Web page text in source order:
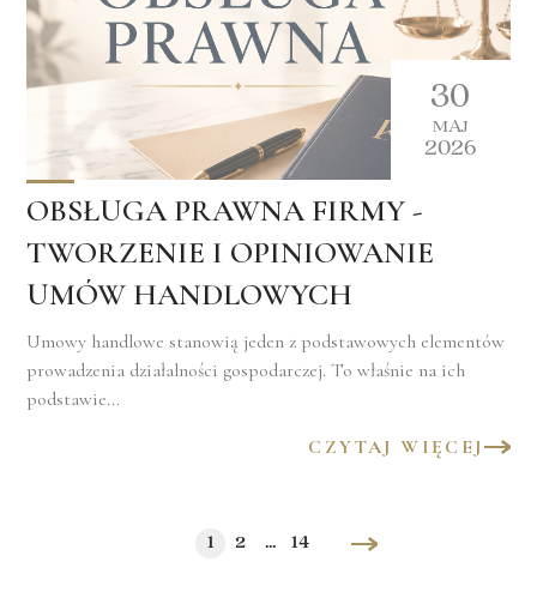
30
MAJ
2026
OBSŁUGA PRAWNA FIRMY -
TWORZENIE I OPINIOWANIE
UMÓW HANDLOWYCH
Umowy handlowe stanowią jeden z podstawowych elementów
prowadzenia działalności gospodarczej. To właśnie na ich
podstawie...
CZYTAJ WIĘCEJ
1 2 ... 14